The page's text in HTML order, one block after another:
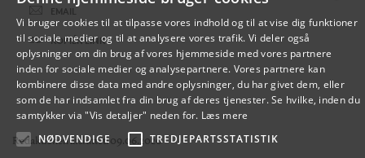
EMAIL
KOPIÉR LINK
Redaktionen afsluttet: 09.06.2020
ENGLISH
Vi bruger cookies til at tilpasse vores indhold og til at vise dig funktioner
til sociale medier og til at analysere vores trafik. Vi deler også
oplysninger om din brug af vores hjemmeside med vores partnere
inden for sociale medier og analysepartnere. Vores partnere kan
kombinere disse data med andre oplysninger, du har givet dem, eller
som de har indsamlet fra din brug af deres tjenester. Se hvilke, inden du
samtykker via "Vis detaljer" neden for. Læs mere
NØDVENDIGE
TREDJEPARTSSTATISTIK